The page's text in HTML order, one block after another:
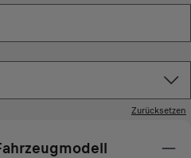
Zurücksetzen